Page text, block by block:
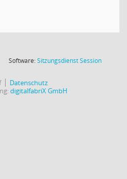
Software:SitzungsdienstSession(Wird in
Datenschutz
digitalfabriX GmbH